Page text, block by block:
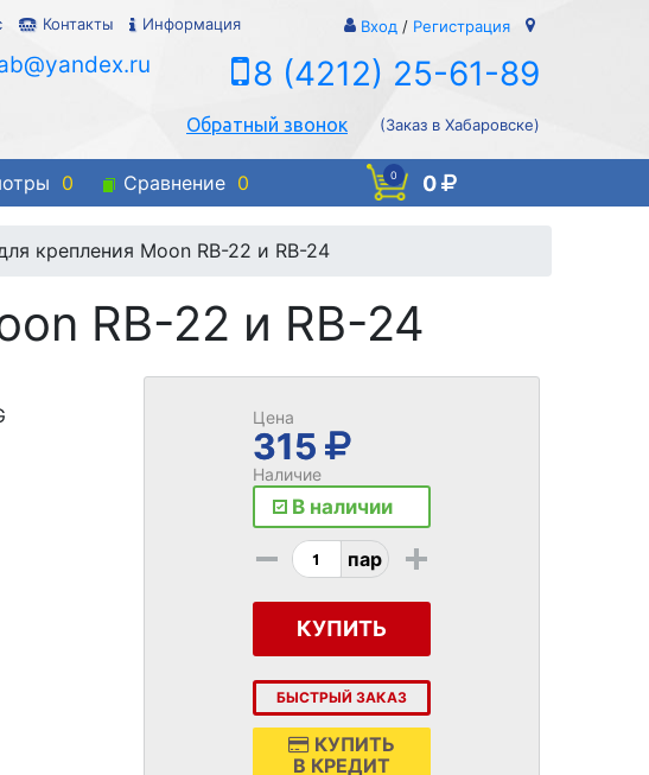
Контакты Информация Вход / Регистрация
8 (4212) 25-61-89
Обратный звонок (Заказ в Хабаровске)
0 Сравнение 0 0 0
крепления Moon RB-22 и RB-24
RB-22 и RB-24
Цена
315
Наличие
В наличии
- пар +
КУПИТЬ
БЫСТРЫЙ ЗАКАЗ
КУПИТЬ
В КРЕДИТ